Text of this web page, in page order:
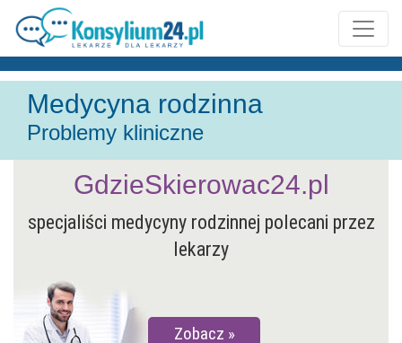
Medycyna rodzinna
Problemy kliniczne
specjaliści medycyny rodzinnej polecani przez
lekarzy
Zobacz
GdzieSkierowac24.pl